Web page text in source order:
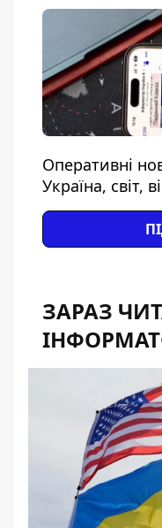
Оперативні
Україна, світ,
ЗАРАЗ